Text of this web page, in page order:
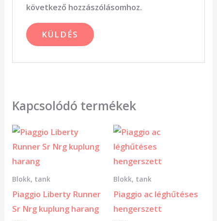
következő hozzászólásomhoz.
Kapcsolódó termékek
Blokk, tank
Piaggio Liberty Runner
Sr Nrg kuplung harang
Blokk, tank
Piaggio ac léghűtéses
hengerszett